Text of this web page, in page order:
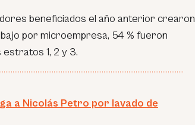
beneficiados el año anterior crearon
por microempresa, 54 % fueron
1, 2 y 3.
a Nicolás Petro por lavado de